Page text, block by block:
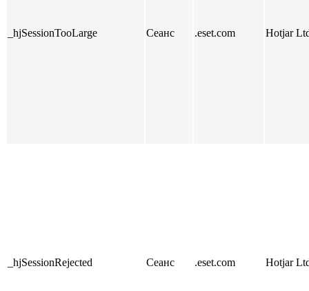
_hjSessionTooLarge Сеанс .eset.com Hotjar
_hjSessionRejected Сеанс .eset.com Hotjar